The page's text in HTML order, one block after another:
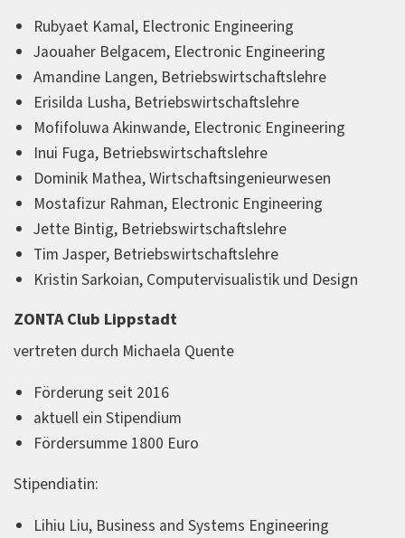
Rubyaet Kamal, Electronic Engineering
Jaouaher Belgacem, Electronic Engineering
Amandine Langen, Betriebswirtschaftslehre
Erisilda Lusha, Betriebswirtschaftslehre
Mofifoluwa Akinwande, Electronic Engineering
Inui Fuga, Betriebswirtschaftslehre
Dominik Mathea, Wirtschaftsingenieurwesen
Mostafizur Rahman, Electronic Engineering
Jette Bintig, Betriebswirtschaftslehre
Tim Jasper, Betriebswirtschaftslehre
Kristin Sarkoian, Computervisualistik und Design
ZONTA Club Lippstadt
vertreten durch Michaela Quente
Förderung seit 2016
aktuell ein Stipendium
Fördersumme 1800 Euro
Stipendiatin:
Lihiu Liu, Business and Systems Engineering